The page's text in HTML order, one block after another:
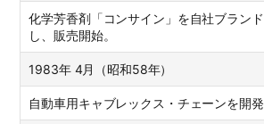
化学芳香剤「コンサイン」を自社ブラン
し、販売開始。
1983年 4月（昭和58年）
自動車用キャブレックス・チェーンを開発